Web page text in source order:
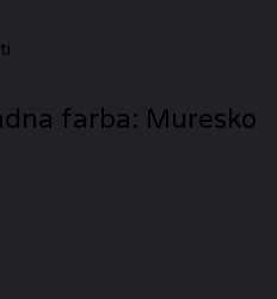
farba: Muresko